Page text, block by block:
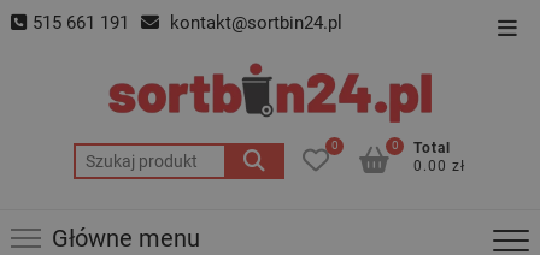
Skip 515 661 191 kontakt@sortbin24.pl
Szukaj:
0
Total
0.00 zł
0
Główne menu